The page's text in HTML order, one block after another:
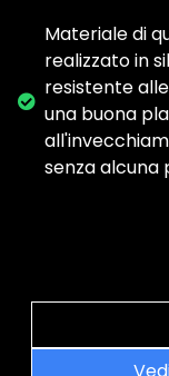
Materiale di
realizzato in
resistente
una buona
senza alcuna